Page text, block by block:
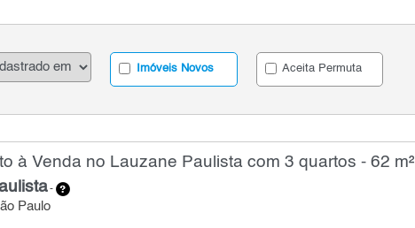
Imóveis Novos Aceita Permuta
à Venda no Lauzane Paulista com 3 quartos - 62 m²
-
Paulo